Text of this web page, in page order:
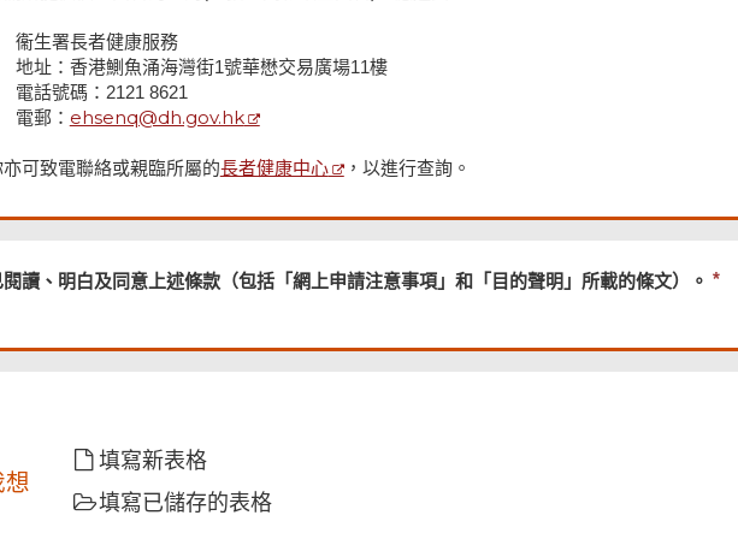
衞生署長者健康服務
地址：香港鰂魚涌海灣街1號華懋交易廣場11樓
電話號碼：2121 8621
電郵： ehsenq@dh.gov.hk
亦可致電聯絡或親臨所屬的長者健康中心 ，以進行查詢。
讀、明白及同意上述條款（包括「網上申請注意事項」和「目的聲明」所載的條文）。
必
供
想
填寫新表格
填寫已儲存的表格